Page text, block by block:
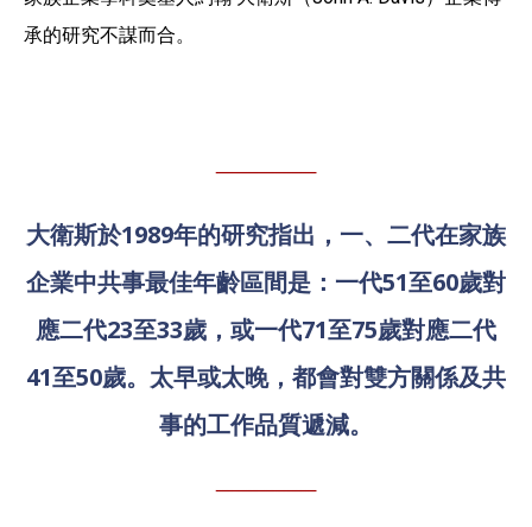
承的研究不謀而合。
大衛斯於1989年的研究指出，一、二代在家族
企業中共事最佳年齡區間是：一代51至60歲對
應二代23至33歲，或一代71至75歲對應二代
41至50歲。太早或太晚，都會對雙方關係及共
事的工作品質遞減。